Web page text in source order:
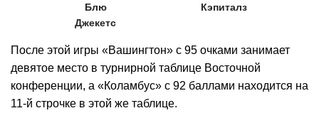
Блю
Джекетс
Кэпиталз
После этой игры «Вашингтон» с 95 очками занимает
девятое место в турнирной таблице Восточной
конференции, а «Коламбус» с 92 баллами находится на
11-й строчке в этой же таблице.